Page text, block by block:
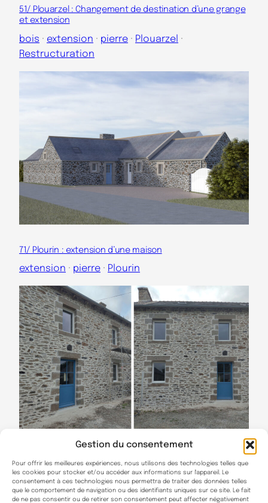
Gestion du consentement
Pour offrir les meilleures expériences, nous utilisons des technologies telles que
les cookies pour stocker et/ou accéder aux informations sur l'appareil. Le
consentement à ces technologies nous permettra de traiter des données telles
que le comportement de navigation ou des identifiants uniques sur ce site. Le fait
de ne pas consentir ou de retirer son consentement peut affecter négativement
51/ Plouarzel : Changement de destination d’une grange
et extension
bois · extension · pierre · Plouarzel
Restructuration
71/ Plourin : extension d’une maison
extension · pierre · Plourin
44/ Ploumoguer : rénovation et extension d’un corps de
ferme pour création d’une chambre parentale
extension · pierre · Ploumoguer · Restructuration